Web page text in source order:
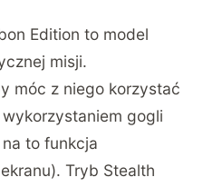
Edition to model
misji.
móc z niego korzystać
gogli
to funkcja
Tryb Stealth